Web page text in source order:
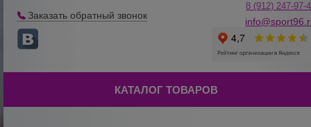
Заказать обратный звонок
8 (912) 247-97-
КАТАЛОГ ТОВАРОВ